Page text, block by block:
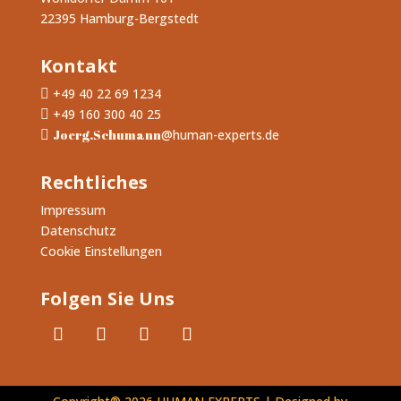
22395 Hamburg-Bergstedt
Kontakt
 +49 40 22 69 1234
 +49 160 300 40 25
 Joerg.Schumann@human-experts.de
Rechtliches
Impressum
Datenschutz
Cookie Einstellungen
Folgen Sie Uns